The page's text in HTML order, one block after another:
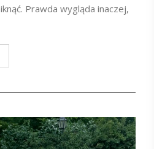
Prawda wygląda inaczej,